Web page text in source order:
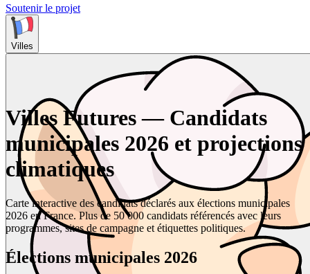
Soutenir le projet
Villes
Villes Futures — Candidats
municipales 2026 et projections
climatiques
Carte interactive des candidats déclarés aux élections municipales
2026 en France. Plus de 50 000 candidats référencés avec leurs
programmes, sites de campagne et étiquettes politiques.
Élections municipales 2026